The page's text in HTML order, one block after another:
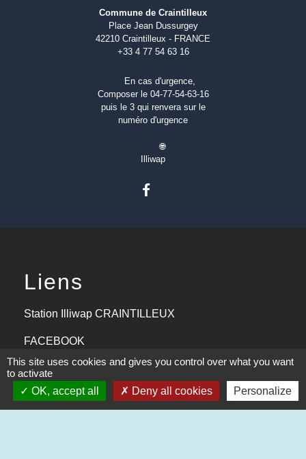
Commune de Craintilleux
Place Jean Dussurgey
42210 Craintilleux - FRANCE
+33 4 77 54 63 16
En cas d'urgence,
Composer le 04-77-54-63-16
puis le 3 qui renvera sur le
numéro d'urgence
🌐
Illiwap
Liens
Station Illiwap CRAINTILLEUX
FACEBOOK
Aide aux logements 2024
Communauté d'agglomération
This site uses cookies and gives you control over what you want
to activate
OK, accept all
Deny all cookies Personalize